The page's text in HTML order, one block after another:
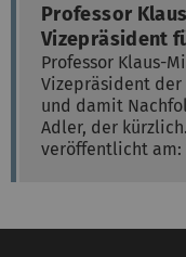
Professor
Vizepräsident
Professor Klaus-
Vizepräsident
und damit
Adler, der
veröffentlicht am: